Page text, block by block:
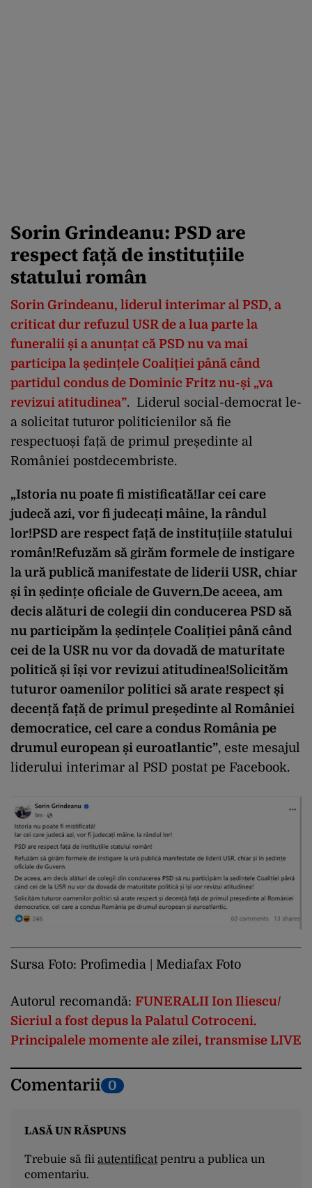
Sorin Grindeanu: PSD are
respect față de instituțiile
statului român
Sorin Grindeanu, liderul interimar al PSD, a
criticat dur refuzul USR de a lua parte la
funeralii și a anunțat că PSD nu va mai
participa la ședințele Coaliției până când
partidul condus de Dominic Fritz nu-și „va
revizui atitudinea”. Liderul social-democrat le-
a solicitat tuturor politicienilor să fie
respectuoși față de primul președinte al
României postdecembriste.
„Istoria nu poate fi mistificată!Iar cei care
judecă azi, vor fi judecați mâine, la rândul
lor!PSD are respect față de instituțiile statului
român!Refuzăm să girăm formele de instigare
la ură publică manifestate de liderii USR, chiar
și în ședințe oficiale de Guvern.De aceea, am
decis alături de colegii din conducerea PSD să
nu participăm la ședințele Coaliției până când
cei de la USR nu vor da dovadă de maturitate
politică și își vor revizui atitudinea!Solicităm
tuturor oamenilor politici să arate respect și
decență față de primul președinte al României
democratice, cel care a condus România pe
drumul european și euroatlantic”, este mesajul
liderului interimar al PSD postat pe Facebook.
Sursa Foto: Profimedia | Mediafax Foto
Autorul recomandă: FUNERALII Ion Iliescu/
Sicriul a fost depus la Palatul Cotroceni.
Principalele momente ale zilei, transmise LIVE
Comentarii 0
LASĂ UN RĂSPUNS
Trebuie să fii autentificatpentru a publica un
comentariu.